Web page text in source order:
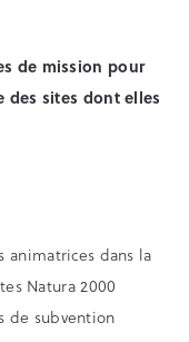
de mission pour
des sites dont elles
animatrices dans la
Natura 2000
de subvention